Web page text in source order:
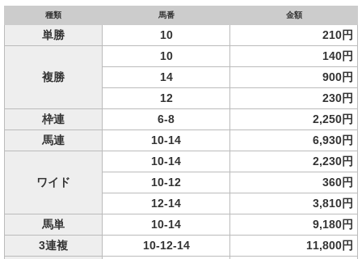
種類 馬番 金額
単勝 10 210円
複勝
10
140円
14
900円
12
230円
枠連
6-8
2,250円
馬連
10-14 6,930円
ワイド
10-14
2,230円
10-12
360円
12-14
3,810円
馬単
10-14
9,180円
3連複
10-12-14
11,800円